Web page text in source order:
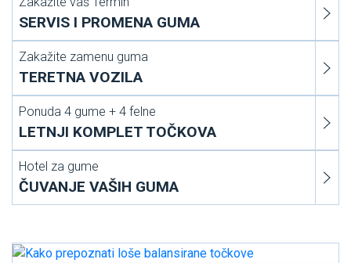
SERVIS I PROMENA GUMA
Zakažite zamenu guma
TERETNA VOZILA
Ponuda 4 gume + 4 felne
LETNJI KOMPLET TOČKOVA
Hotel za gume
ČUVANJE VAŠIH GUMA